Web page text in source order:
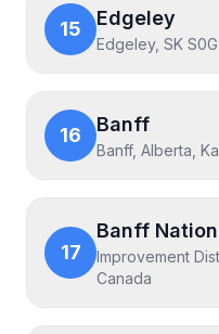
15 Edgeley
Edgeley, SK
16 Banff
Banff, Alberta,
17
Banff
Improvement
Canada